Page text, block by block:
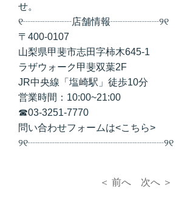
せ。
୧┈┈┈┈┈店舗情報┈┈┈┈┈୨୧
〒400-0107
山梨県甲斐市志田字柿木645-1
ラザウォーク甲斐双葉2F
JR中央線「塩崎駅」徒歩10分
営業時間：10:00~21:00
☎03-3251-7770
問い合わせフォームは<こちら>
୨୧┈┈┈┈┈┈┈┈┈┈┈┈┈┈୨୧
＜ 前へ 次へ ＞